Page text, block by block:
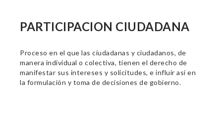
PARTICIPACION CIUDADANA
Proceso en el que las ciudadanas y ciudadanos, de
manera individual o colectiva, tienen el derecho de
manifestar sus intereses y solicitudes, e influir así en
la formulación y toma de decisiones de gobierno.